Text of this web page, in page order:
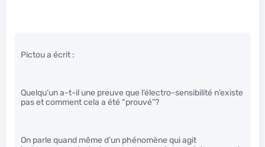
Pictou a écrit :
Quelqu’un a-t-il une preuve que l’électro-sensibilité n’existe
pas et comment cela a été “prouvé”?
On parle quand même d’un phénomène qui agit